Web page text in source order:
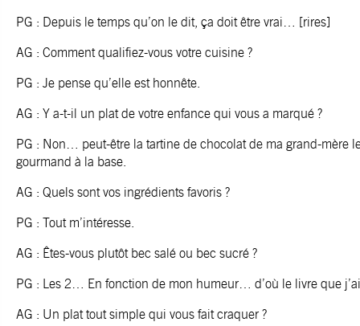
PG : Depuis le temps qu’on le dit, ça doit être vrai… [rires]
AG : Comment qualifiez-vous votre cuisine ?
PG : Je pense qu’elle est honnête.
AG : Y a-t-il un plat de votre enfance qui vous a marqué ?
PG : Non… peut-être la tartine de chocolat de ma grand-mère
gourmand à la base.
AG : Quels sont vos ingrédients favoris ?
PG : Tout m’intéresse.
AG : Êtes-vous plutôt bec salé ou bec sucré ?
PG : Les 2… En fonction de mon humeur… d’où le livre que
AG : Un plat tout simple qui vous fait craquer ?